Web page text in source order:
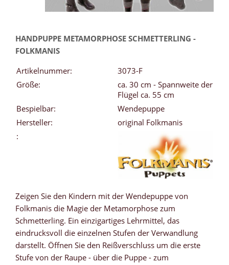
HANDPUPPE METAMORPHOSE SCHMETTERLING -
FOLKMANIS
Artikelnummer:
3073-F
Größe:
ca. 30 cm - Spannweite der
Flügel ca. 55 cm
Bespielbar:
Wendepuppe
Hersteller:
original Folkmanis
:
Zeigen Sie den Kindern mit der Wendepuppe von
Folkmanis die Magie der Metamorphose zum
Schmetterling. Ein einzigartiges Lehrmittel, das
eindrucksvoll die einzelnen Stufen der Verwandlung
darstellt. Öffnen Sie den Reißverschluss um die erste
Stufe von der Raupe - über die Puppe - zum